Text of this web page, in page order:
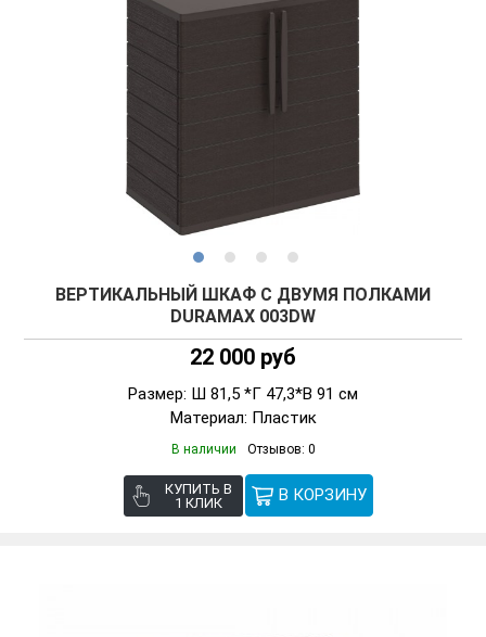
ВЕРТИКАЛЬНЫЙ ШКАФ С ДВУМЯ ПОЛКАМИ
DURAMAX 003DW
22 000 руб
Размер: Ш 81,5 *Г 47,3*В 91 см
Материал: Пластик
В наличии Отзывов: 0
КУПИТЬ В
1 КЛИК